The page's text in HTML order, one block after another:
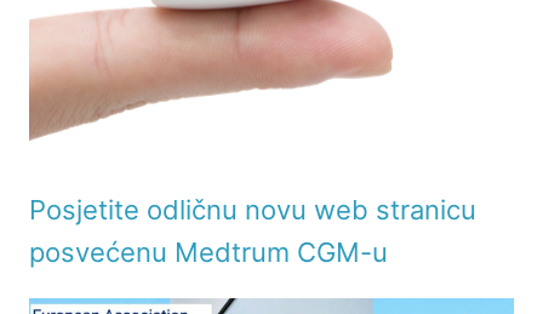
Posjetite odličnu novu web stranicu
posvećenu Medtrum CGM-u